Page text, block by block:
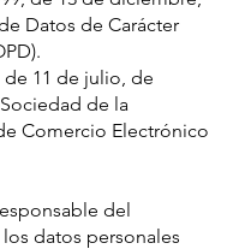
Datos de Carácter
de 11 de julio, de
de la
Comercio Electrónico
del
datos personales